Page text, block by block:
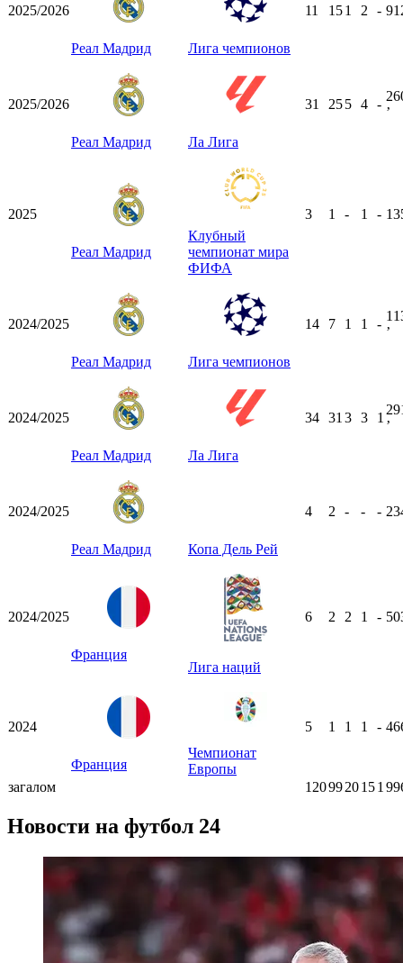
2025/2026
Реал Мадрид Лига чемпионов
11 151 2 -
2025/2026
Реал Мадрид Ла Лига
31 255 4 -
ʼ
2025
Реал Мадрид
Клубный
чемпионат мира
ФИФА
3 1 - 1 -
2024/2025
Реал Мадрид Лига чемпионов
14 7 1 1 -
ʼ
2024/2025
Реал Мадрид Ла Лига
34 31 3 3 1
ʼ
2024/2025
Реал Мадрид Копа Дель Рей
4 2 - - -
2024/2025
Франция
Лига наций
6 2 2 1 -
2024
Франция
Чемпионат
Европы
5 1 1 1 -
загалом 1209920151
Новости на футбол 24